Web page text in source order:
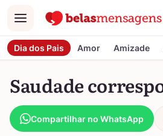
Menu
Dia dos Pais Amor Amizade
Saudade
Compartilhar no WhatsApp